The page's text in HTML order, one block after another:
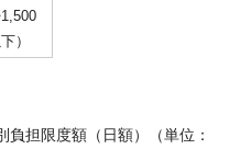
1,500
）
負担限度額（日額）（単位：